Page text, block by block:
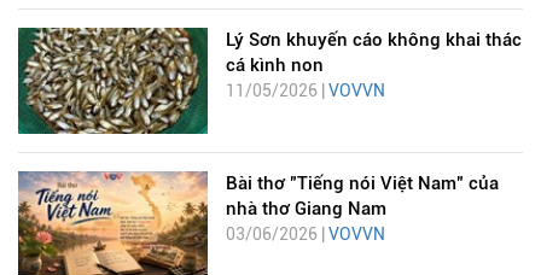
Lý Sơn khuyến cáo không khai thác
cá kình non
11/05/2026 | VOVVN
Bài thơ "Tiếng nói Việt Nam" của
nhà thơ Giang Nam
03/06/2026 |VOVVN